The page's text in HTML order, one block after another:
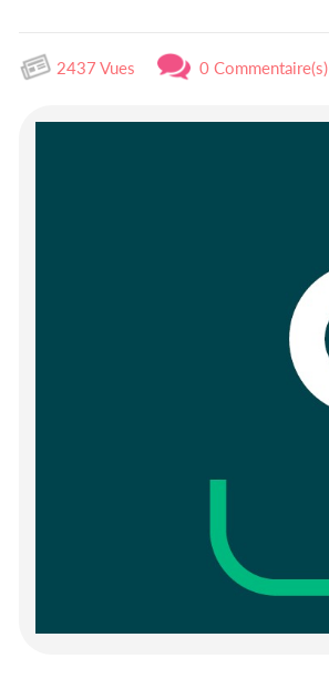
2437 Vues 0 Commentaire(s)